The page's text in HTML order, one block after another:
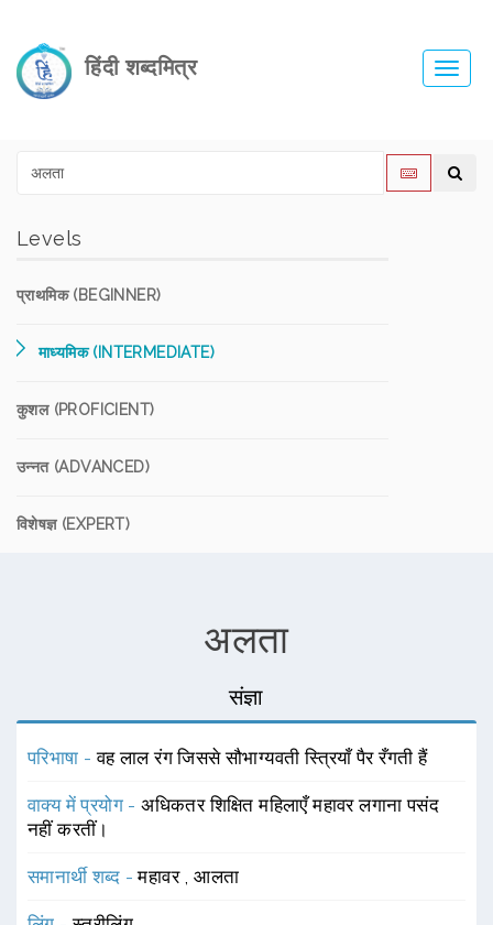
हिंदी शब्दमित्र
Levels
प्राथमिक (BEGINNER)
माध्यमिक (INTERMEDIATE)
कुशल (PROFICIENT)
उन्नत (ADVANCED)
विशेषज्ञ (EXPERT)
अलता
संज्ञा
परिभाषा -वह लाल रंग जिससे सौभाग्यवती स्त्रियाँ पैर रँगती हैं
वाक्य में प्रयोग -अधिकतर शिक्षित महिलाएँ महावर लगाना पसंद
नहीं करतीं।
समानार्थी शब्द -महावर ,आलता